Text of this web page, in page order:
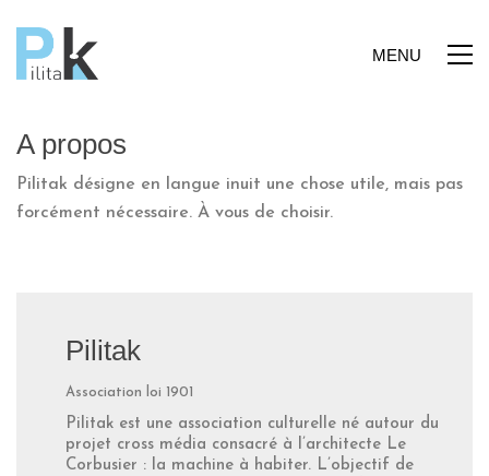
MENU
A propos
Pilitak désigne en langue inuit une chose utile, mais pas
forcément nécessaire. À vous de choisir.
Pilitak
Association loi 1901
Pilitak est une association culturelle né autour du
projet cross média consacré à l’architecte Le
Corbusier : la machine à habiter. L’objectif de